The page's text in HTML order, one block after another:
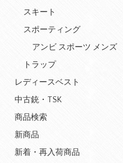
スキート
スポーティング
アンビ スポーツ メンズ
トラップ
レディースベスト
中古銃・TSK
商品検索
新商品
新着・再入荷商品